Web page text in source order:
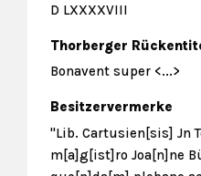
D LXXXXVIII
Thorberger
Bonavent super <...>
Besitzervermerke
"Lib. Cartusien[sis] Jn
m[a]g[ist]ro Joa[n]ne